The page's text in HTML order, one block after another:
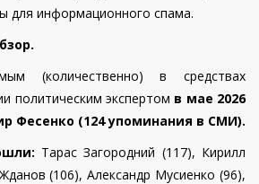
для информационного спама.
(количественно) в средствах
политическим экспертом в мае 2026
Фесенко (124 упоминания в СМИ).
Тарас Загородний (117), Кирилл
(106), Александр Мусиенко (96),